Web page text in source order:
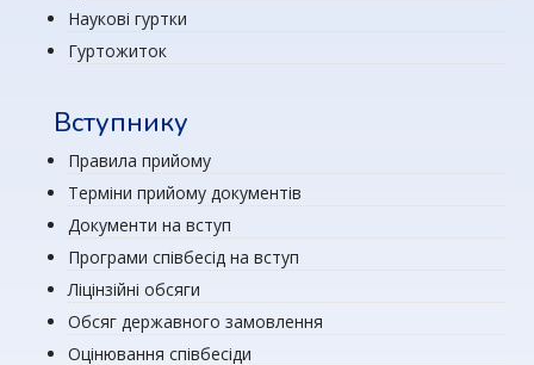
Наукові гуртки
Гуртожиток
Вступнику
Правила прийому
Терміни прийому документів
Документи на вступ
Програми співбесід на вступ
Ліцінзійні обсяги
Обсяг державного замовлення
Оцінювання співбесіди